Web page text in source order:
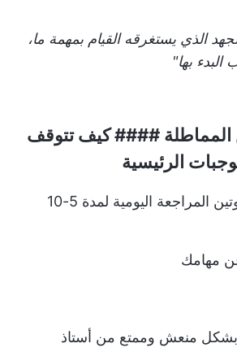
الذي يستغرقه القيام بمهمة ما،
بها"
#### كيف تتوقف
الرئيسية
انخرط في روتين المراجعة اليومية لمدة 5-10
مهامك
بشكل منعش وممتع من أستاذ